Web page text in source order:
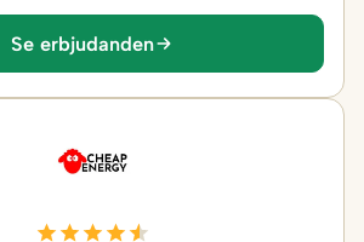
Se erbjudanden